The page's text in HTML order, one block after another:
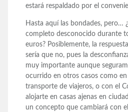
estará respaldado por el
Hasta aquí las bondades, pero…
completo desconocido durante
euros? Posiblemente, la
sería que no, pues la
muy importante aunque
ocurrido en otros casos como en
transporte de viajeros, o con el
alojarte en casas ajenas en
un concepto que cambiará con